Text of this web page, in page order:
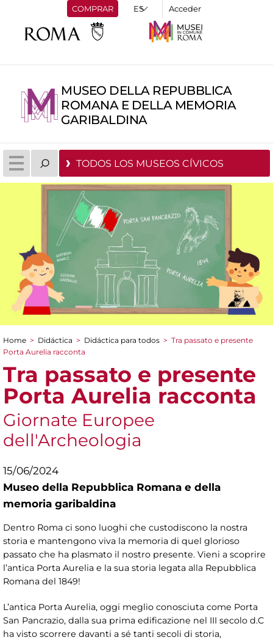
COMPRAR Acceder
MUSEO DELLA REPUBBLICA
ROMANA E DELLA MEMORIA
GARIBALDINA
TODOS LOS MUSEOS CÍVICOS
You are here
Home > Didáctica > Didáctica para todos > Tra passato e presente
Porta Aurelia racconta
Tra passato e presente
Porta Aurelia racconta
Giornate Europee
dell'Archeologia
15/06/2024
Museo della Repubblica Romana e della
memoria garibaldina
Dentro Roma ci sono luoghi che custodiscono la nostra
storia e mantengono viva la memoria di quel glorioso
passato che ha plasmato il nostro presente. Vieni a scoprire
l’antica Porta Aurelia e la sua storia legata alla Repubblica
Romana del 1849!
L’antica Porta Aurelia, oggi meglio conosciuta come Porta
San Pancrazio, dalla sua prima edificazione nel III secolo d.C
ha visto scorrere davanti a sé tanti secoli di storia,